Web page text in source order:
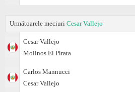
Următoarele meciuri Cesar Vallejo
Cesar Vallejo
Molinos El Pirata
Carlos Mannucci
Cesar Vallejo